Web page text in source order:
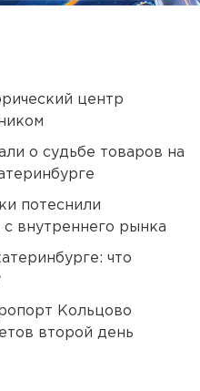
центр
о судьбе товаров на
потеснили
внутреннего рынка
что
Кольцово
второй день